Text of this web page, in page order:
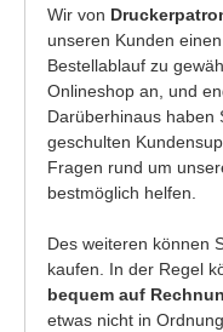
Wir von
unseren Kunden
Bestellablauf zu
Onlineshop an, und
Darüberhinaus haben
geschulten
Fragen rund um
bestmöglich helfen.
Des weiteren können
kaufen. In der Regel
bequem auf
etwas nicht in